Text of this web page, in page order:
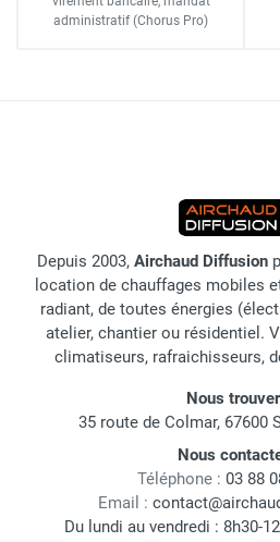
administratif (Chorus Pro)
Depuis 2003, Airchaud Diffusion
location de chauffages mobiles
radiant, de toutes énergies
atelier, chantier ou résidentiel.
climatiseurs, rafraichisseurs,
Nous trouver
35 route de Colmar, 67600
Nous
Téléphone : 03 88
Email :
Du lundi au vendredi : 8h30-